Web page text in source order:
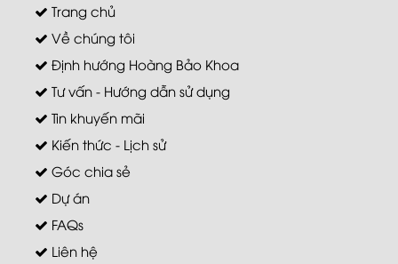
Trang chủ
Về chúng tôi
Định hướng Hoàng Bảo Khoa
Tư vấn - Hướng dẫn sử dụng
Tin khuyến mãi
Kiến thức - Lịch sử
Góc chia sẻ
Dự án
FAQs
Liên hệ